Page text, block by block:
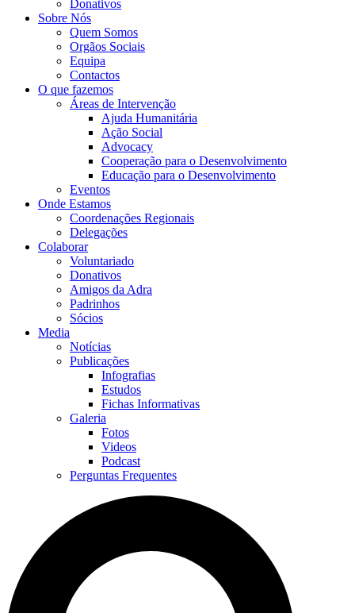
Donativos
Sobre Nós
Quem Somos
Orgãos Sociais
Equipa
Contactos
O que fazemos
Áreas de Intervenção
Ajuda Humanitária
Ação Social
Advocacy
Cooperação para o Desenvolvimento
Educação para o Desenvolvimento
Eventos
Onde Estamos
Coordenações Regionais
Delegações
Colaborar
Voluntariado
Donativos
Amigos da Adra
Padrinhos
Sócios
Media
Notícias
Publicações
Infografias
Estudos
Fichas Informativas
Galeria
Fotos
Videos
Podcast
Perguntas Frequentes